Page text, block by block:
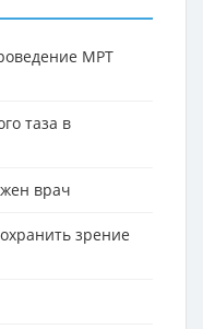
МРТ
таза в
врач
зрение